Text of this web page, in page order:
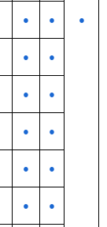
●
● ●
● ●
● ●
● ●
● ●
● ●